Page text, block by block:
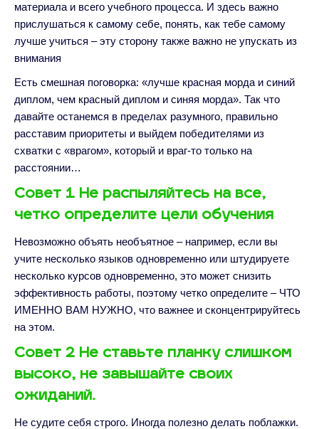
материала и всего учебного процесса. И здесь важно
прислушаться к самому себе, понять, как тебе самому
лучше учиться – эту сторону также важно не упускать из
внимания
Есть смешная поговорка: «лучше красная морда и синий
диплом, чем красный диплом и синяя морда». Так что
давайте останемся в пределах разумного, правильно
расставим приоритеты и выйдем победителями из
схватки с «врагом», который и враг-то только на
расстоянии…
Совет 1 Не распыляйтесь на все,
четко определите цели обучения
Невозможно объять необъятное – например, если вы
учите несколько языков одновременно или штудируете
несколько курсов одновременно, это может снизить
эффективность работы, поэтому четко определите – ЧТО
ИМЕННО ВАМ НУЖНО, что важнее и сконцентрируйтесь
на этом.
Совет 2 Не ставьте планку слишком
высоко, не завышайте своих
ожиданий.
Не судите себя строго. Иногда полезно делать поблажки.